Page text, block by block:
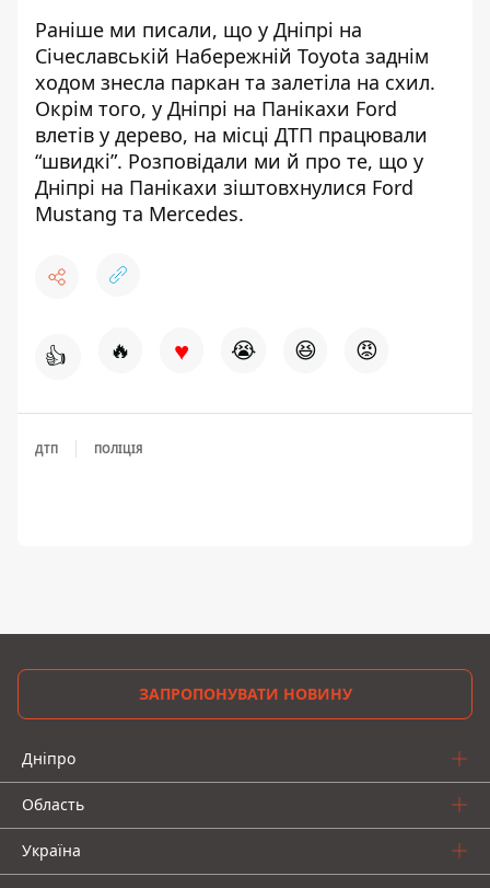
Раніше ми писали, що у Дніпрі на
Січеславській Набережній Toyota заднім
ходом знесла паркан та залетіла на схил.
Окрім того, у Дніпрі на Панікахи Ford
влетів у дерево, на місці ДТП працювали
“швидкі”. Розповідали ми й про те, що у
Дніпрі на Панікахи зіштовхнулися Ford
Mustang та Mercedes.
👍 🔥 ♥ 😭 😆 😡
ДТП ПОЛІЦІЯ
ЗАПРОПОНУВАТИ НОВИНУ
Дніпро
Область
Україна